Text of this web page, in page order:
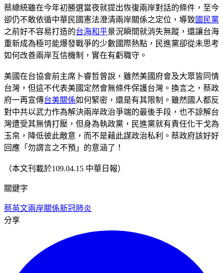
蔡總統雖在今年初勝選當夜就提出恢復兩岸對話的條件，至今
卻仍不敢依循中華民國憲法澄清兩岸關係之定位，導致 國民黨
之前好不容易打造的台海和平景況瞬間就消失無蹤，還讓台海
重新成為極可能爆發戰爭的少數國際熱點，民進黨卻從未思考
如何改善兩岸互信機制，實在有虧職守。
美國在台協會前主席卜睿哲曾說，雖然美國府會及大眾皆同情
台灣，但這不代表美國定然會無條件保護台灣。換言之，蔡政
府一再宣傳台美關係如何緊密，還是有其限制。雖然國人都反
對中共以武力作為解決兩岸政治爭端的最後手段，也不諒解台
灣遭受其無情打壓，但身為執政黨，民進黨就有責任化干戈為
玉帛，降低彼此敵意，而不是藉此謀政治私利。蔡政府該好好
回應「勿謂言之不預」的意涵了！
（本文刊載於109.04.15 中華日報）
關鍵字
蔡英文兩岸關係新冠肺炎
分享